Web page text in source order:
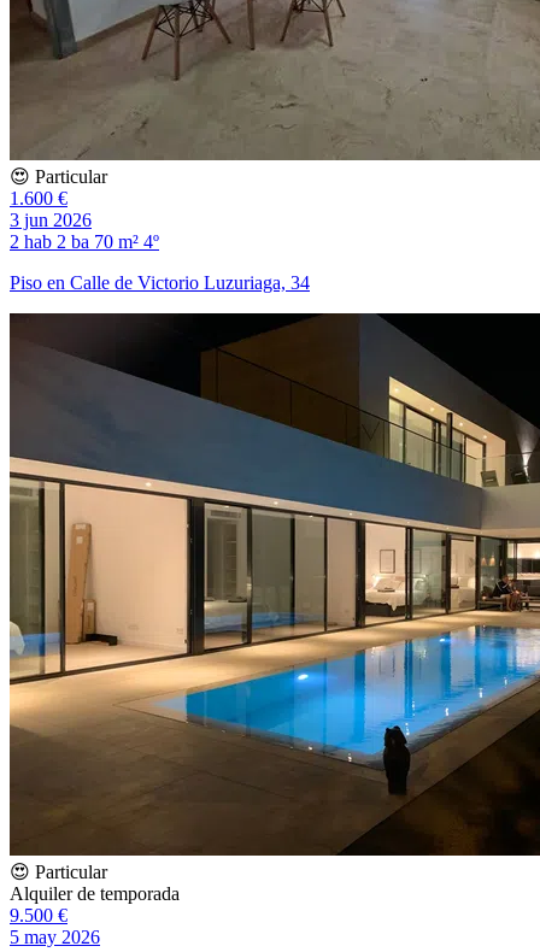
😍 Particular
1.600 €
3 jun 2026
2 hab 2 ba 70 m² 4º
Piso en Calle de Victorio Luzuriaga, 34
😍 Particular
Alquiler de temporada
9.500 €
5 may 2026